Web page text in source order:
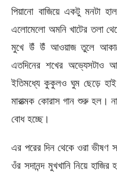
পিয়ানো বাজিয়ে একটু মনটা
এলোমেলো অমনি খাটের তলা
মুখে উঁ উঁ আওয়াজ তুলে
এতদিনের শখের অভ্যেসটাও
ইতিমধ্যে কুকুলও ঘুম ছেড়ে
মারাত্মক কোরাস গান শুরু হল।
বোধ হচ্ছে।
এর পরের দিন থেকে ওরা ভীষণ
ওঁর সদানন্দ মুখখানি নিয়ে